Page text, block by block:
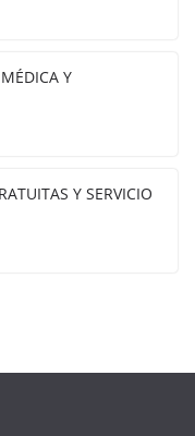
Y
Y SERVICIO